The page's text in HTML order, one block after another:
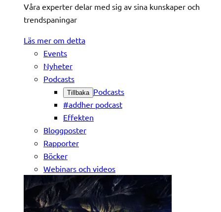
Våra experter delar med sig av sina kunskaper och
trendspaningar
Läs mer om detta
Events
Nyheter
Podcasts
Tillbaka Podcasts
#addher podcast
Effekten
Bloggposter
Rapporter
Böcker
Webinars och videos